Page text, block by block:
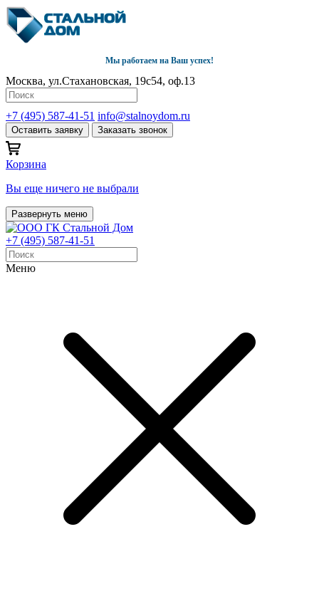
Мы работаем на Ваш успех!
Москва, ул.Стахановская, 19с54, оф.13
+7 (495) 587-41-51 info@stalnoydom.ru
Оставить заявку Заказать звонок
Корзина
Вы еще ничего не выбрали
Развернуть меню
+7 (495) 587-41-51
Меню